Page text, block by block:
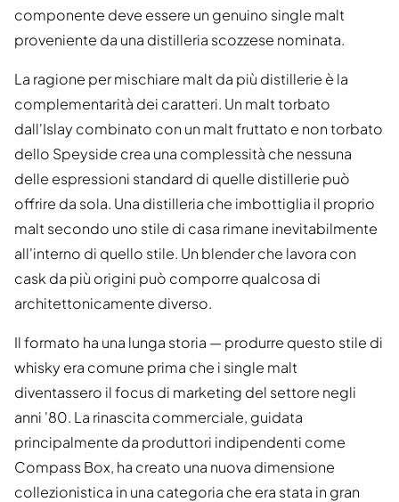
componente deve essere un genuino single malt
proveniente da una distilleria scozzese nominata.
La ragione per mischiare malt da più distillerie è la
complementarità dei caratteri. Un malt torbato
dall'Islay combinato con un malt fruttato e non torbato
dello Speyside crea una complessità che nessuna
delle espressioni standard di quelle distillerie può
offrire da sola. Una distilleria che imbottiglia il proprio
malt secondo uno stile di casa rimane inevitabilmente
all'interno di quello stile. Un blender che lavora con
cask da più origini può comporre qualcosa di
architettonicamente diverso.
Il formato ha una lunga storia — produrre questo stile di
whisky era comune prima che i single malt
diventassero il focus di marketing del settore negli
anni '80. La rinascita commerciale, guidata
principalmente da produttori indipendenti come
Compass Box, ha creato una nuova dimensione
collezionistica in una categoria che era stata in gran